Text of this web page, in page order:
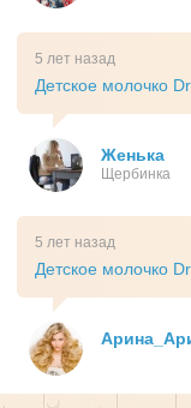
5 лет назад
Детское молочко
Женька
Щербинка
5 лет назад
Детское молочко